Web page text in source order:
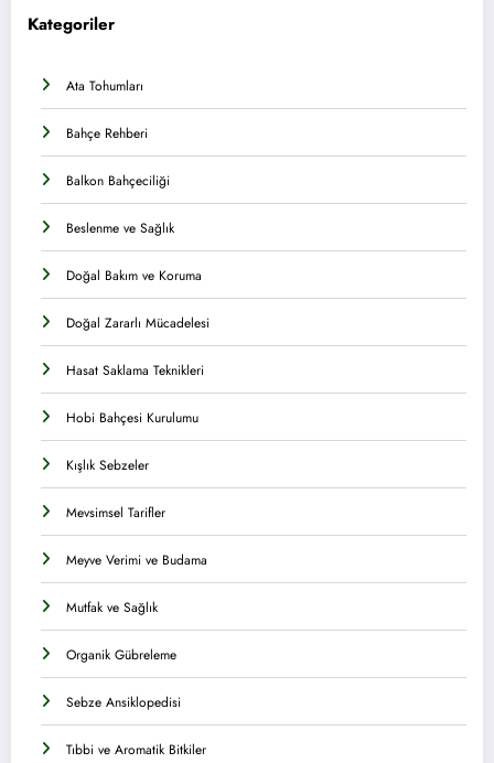
Kategoriler
Ata Tohumları
Bahçe Rehberi
Balkon Bahçeciliği
Beslenme ve Sağlık
Doğal Bakım ve Koruma
Doğal Zararlı Mücadelesi
Hasat Saklama Teknikleri
Hobi Bahçesi Kurulumu
Kışlık Sebzeler
Mevsimsel Tarifler
Meyve Verimi ve Budama
Mutfak ve Sağlık
Organik Gübreleme
Sebze Ansiklopedisi
Tıbbi ve Aromatik Bitkiler